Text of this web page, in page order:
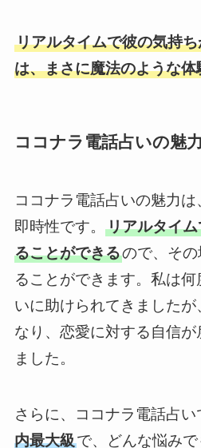
リアルタイムで彼の気持
は、まさに魔法のような体
ココナラ電話占いの魅
ココナラ電話占いの魅力
即時性です。 リアルタイ
ることができるので、そ
ることができます。私は
いに助けられてきましたが
なり、恋愛に対する自信
ました。
さらに、ココナラ電話占い
内最大級で、どんな悩み